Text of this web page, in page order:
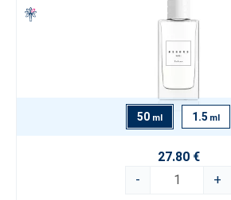
50 ml 1.5 ml
27.80 €
-
+